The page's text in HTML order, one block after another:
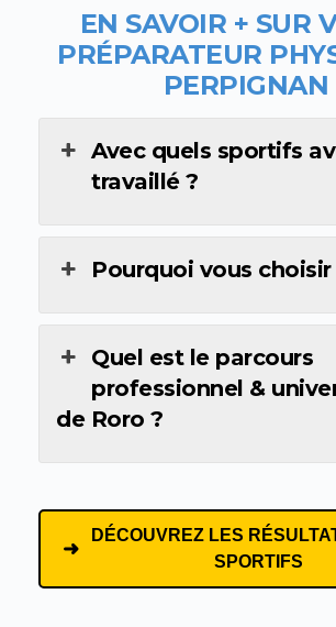
EN SAVOIR + SUR
PRÉPARATEUR
PERPIGNAN
Avec quels sportifs
travaillé ?
Pourquoi vous choisir
Quel est le parcours
professionnel &
de Roro ?
DÉCOUVREZ LES
SPORTIFS